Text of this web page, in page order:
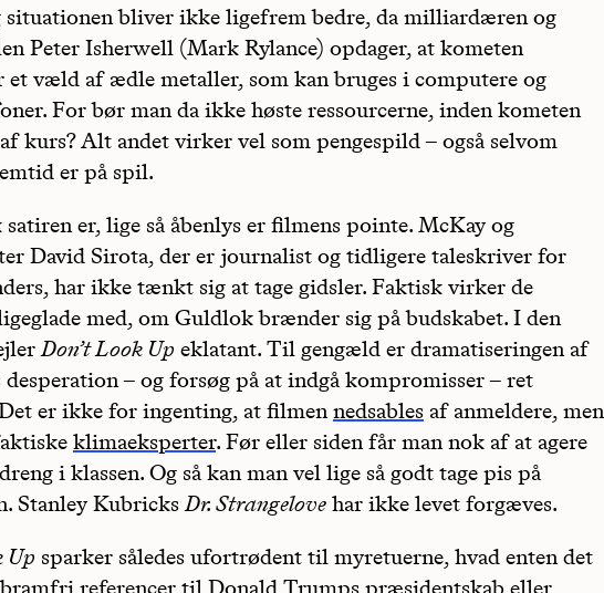
situationen bliver ikke ligefrem bedre, da milliardæren og
Peter Isherwell (Mark Rylance) opdager, at kometen
et væld af ædle metaller, som kan bruges i computere og
For bør man da ikke høste ressourcerne, inden kometen
kurs? Alt andet virker vel som pengespild – også selvom
er på spil.
satiren er, lige så åbenlys er filmens pointe. McKay og
David Sirota, der er journalist og tidligere taleskriver for
har ikke tænkt sig at tage gidsler. Faktisk virker de
med, om Guldlok brænder sig på budskabet. I den
Don’t Look Up eklatant. Til gengæld er dramatiseringen af
desperation – og forsøg på at indgå kompromisser – ret
er ikke for ingenting, at filmen nedsablesaf anmeldere, men
klimaeksperter. Før eller siden får man nok af at agere
i klassen. Og så kan man vel lige så godt tage pis på
Stanley Kubricks Dr. Strangelovehar ikke levet forgæves.
Up sparker således ufortrødent til myretuerne, hvad enten det
referencer til Donald Trumps præsidentskab eller